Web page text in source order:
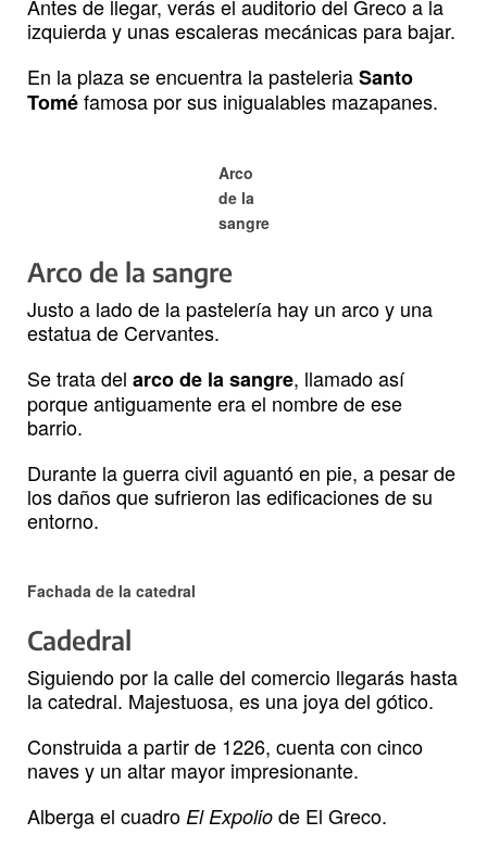
Antes de llegar, verás el auditorio del Greco a la
izquierda y unas escaleras mecánicas para bajar.
En la plaza se encuentra la pasteleriaSanto
Toméfamosa por sus inigualables mazapanes.
Arco
de la
sangre
Arco de la sangre
Justo a lado de la pastelería hay un arco y una
estatua de Cervantes.
Se trata del arco de la sangre, llamado así
porque antiguamente era el nombre de ese
barrio.
Durante la guerra civil aguantó en pie, a pesar de
los daños que sufrieron las edificaciones de su
entorno.
Fachada de la catedral
Cadedral
Siguiendo por la calle del comercio llegarás hasta
la catedral. Majestuosa, es una joya del gótico.
Construida a partir de 1226, cuenta con cinco
naves y un altar mayor impresionante.
Alberga el cuadro El Expolio de El Greco.